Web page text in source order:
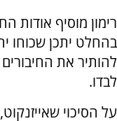
רימון מוסיף אודות
בהחלט יתכן שכוחו
להותיר את
לבדו.
על הסיכוי